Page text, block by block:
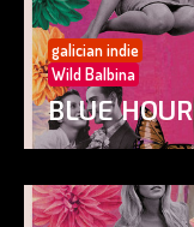
galician indie
Wild Balbina
BLUE HOUR